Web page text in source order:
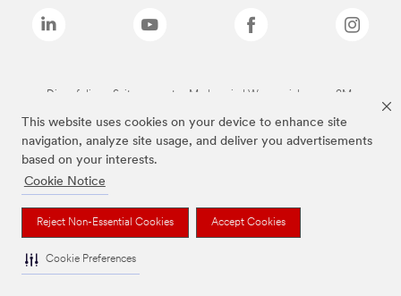
This website uses cookies on your device to enhance site
navigation, analyze site usage, and deliver you advertisements
based on your interests.
Cookie Notice
Reject Non-Essential Cookies Accept Cookies
Cookie Preferences
Die auf dieser Seite genannten Marken sind Warenzeichen von 3M.